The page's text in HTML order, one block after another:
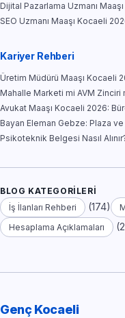
Dijital Pazarlama Uzmanı
SEO Uzmanı Maaşı Kocaeli
Kariyer Rehberi
Üretim Müdürü Maaşı Kocaeli
Mahalle Marketi mi AVM Zinciri
Avukat Maaşı Kocaeli 2026:
Bayan Eleman Gebze: Plaza ve
Psikoteknik Belgesi Nasıl
BLOG KATEGORILERI
İş İlanları Rehberi
(174)
Hesaplama Açıklamaları
Genç Kocaeli